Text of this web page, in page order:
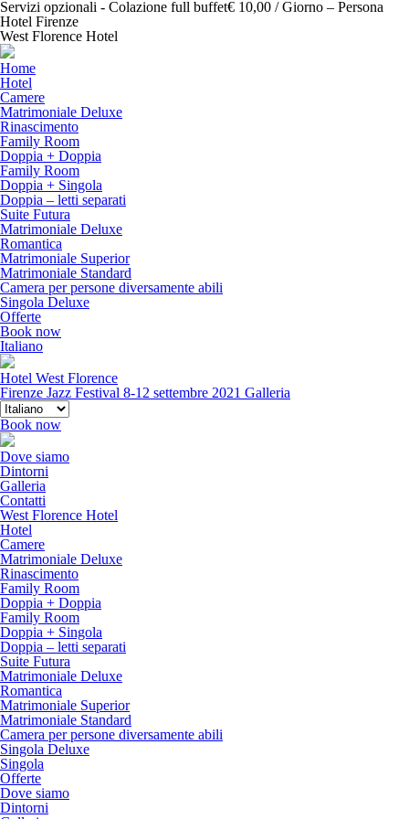
Servizi opzionali - Colazione full buffet€ 10,00 / Giorno – Persona
Hotel Firenze
West Florence Hotel
Home
Hotel
Camere
Matrimoniale Deluxe
Rinascimento
Family Room
Doppia + Doppia
Family Room
Doppia + Singola
Doppia – letti separati
Suite Futura
Matrimoniale Deluxe
Romantica
Matrimoniale Superior
Matrimoniale Standard
Camera per persone diversamente abili
Singola Deluxe
Offerte
Book now
Italiano
Hotel West Florence
Firenze Jazz Festival 8-12 settembre 2021 Galleria
Book now
Dove siamo
Dintorni
Galleria
Contatti
West Florence Hotel
Hotel
Camere
Matrimoniale Deluxe
Rinascimento
Family Room
Doppia + Doppia
Family Room
Doppia + Singola
Doppia – letti separati
Suite Futura
Matrimoniale Deluxe
Romantica
Matrimoniale Superior
Matrimoniale Standard
Camera per persone diversamente abili
Singola Deluxe
Singola
Offerte
Dove siamo
Dintorni